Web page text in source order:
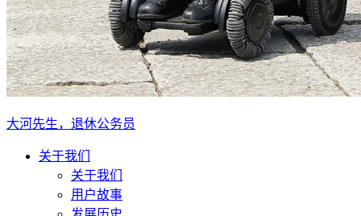
大河先生，退休公务员
关于我们
关于我们
用户故事